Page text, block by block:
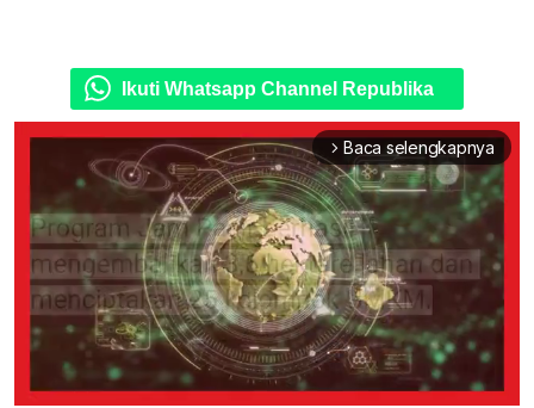
Ikuti Whatsapp Channel Republika
arrow_forward_ios Baca selengkapnya